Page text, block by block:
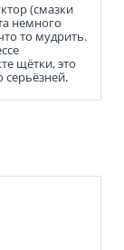
(смазки
немного
то мудрить.
щётки, это